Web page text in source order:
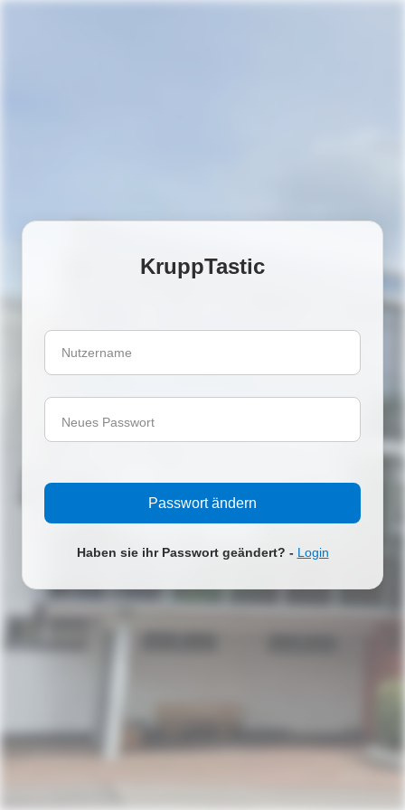
KruppTastic
Nutzername
Neues Passwort
Haben sie ihr Passwort geändert? - Login